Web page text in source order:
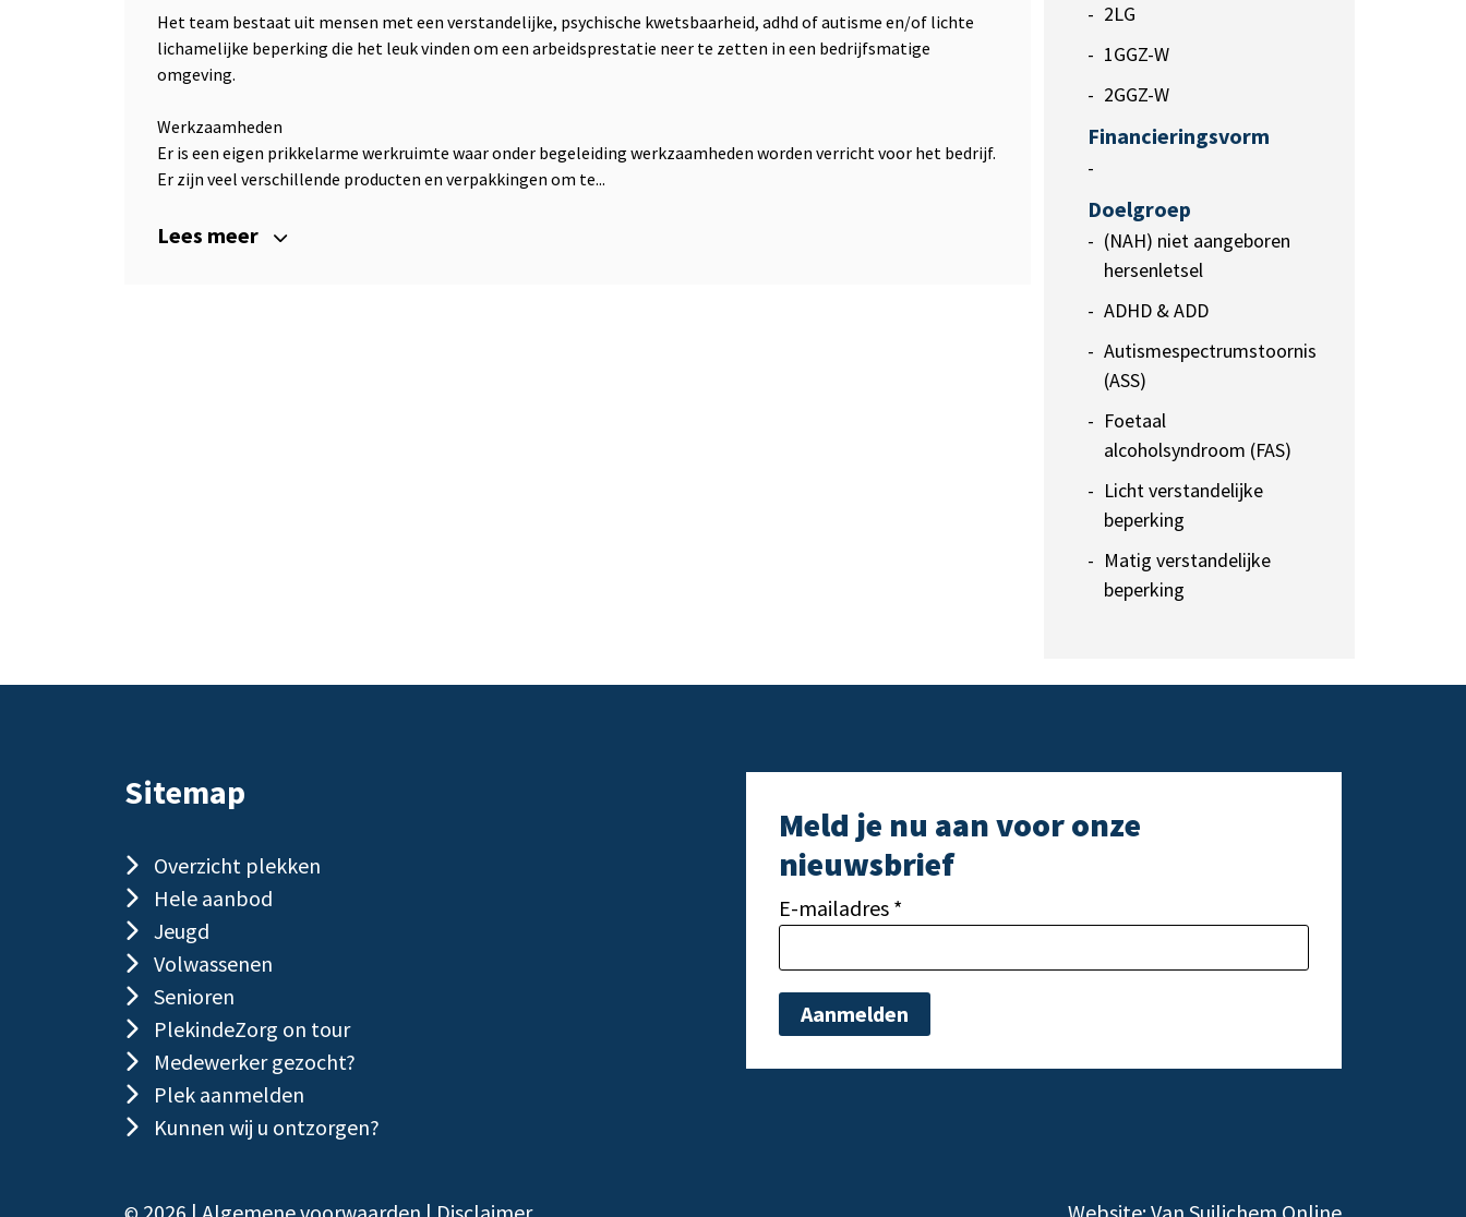
Het team bestaat uit mensen met een verstandelijke, psychische kwetsbaarheid, adhd of autisme en/of lichte
lichamelijke beperking die het leuk vinden om een arbeidsprestatie neer te zetten in een bedrijfsmatige
omgeving.
Werkzaamheden
Er is een eigen prikkelarme werkruimte waar onder begeleiding werkzaamheden worden verricht voor het bedrijf.
Er zijn veel verschillende producten en verpakkingen om te...
Lees meer
2LG
1GGZ-W
2GGZ-W
Financieringsvorm
-
Doelgroep
(NAH) niet aangeboren
hersenletsel
ADHD & ADD
Autismespectrumstoornis
(ASS)
Foetaal
alcoholsyndroom (FAS)
Licht verstandelijke
beperking
Matig verstandelijke
beperking
Sitemap
Overzicht plekken
Hele aanbod
Jeugd
Volwassenen
Senioren
PlekindeZorg on tour
Medewerker gezocht?
Plek aanmelden
Kunnen wij u ontzorgen?
Meld je nu aan voor onze
nieuwsbrief
E-mailadres *